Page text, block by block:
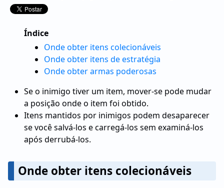
Índice
Onde obter itens colecionáveis
Onde obter itens de estratégia
Onde obter armas poderosas
Se o inimigo tiver um item, mover-se pode mudar
a posição onde o item foi obtido.
Itens mantidos por inimigos podem desaparecer
se você salvá-los e carregá-los sem examiná-los
após derrubá-los.
Onde obter itens colecionáveis